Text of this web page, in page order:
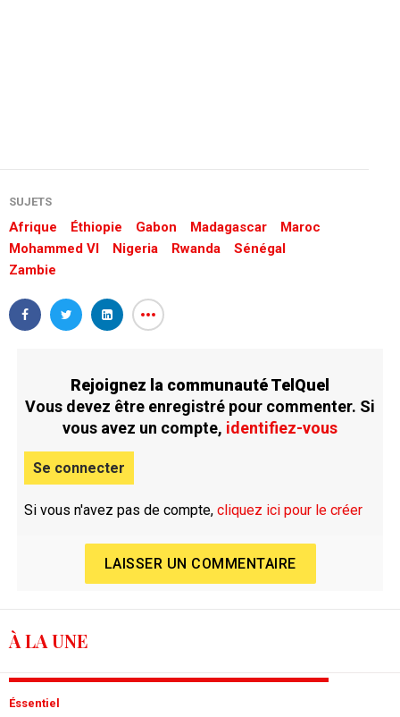
SUJETS
Afrique Éthiopie Gabon Madagascar
Maroc
Mohammed VI
Nigeria Rwanda
Sénégal
Zambie
Rejoignez la communauté TelQuel
Vous devez être enregistré pour commenter. Si
vous avez un compte, identifiez-vous
Se connecter
Si vous n'avez pas de compte, cliquez ici pour le créer
LAISSER UN COMMENTAIRE
À LA UNE
Éssentiel